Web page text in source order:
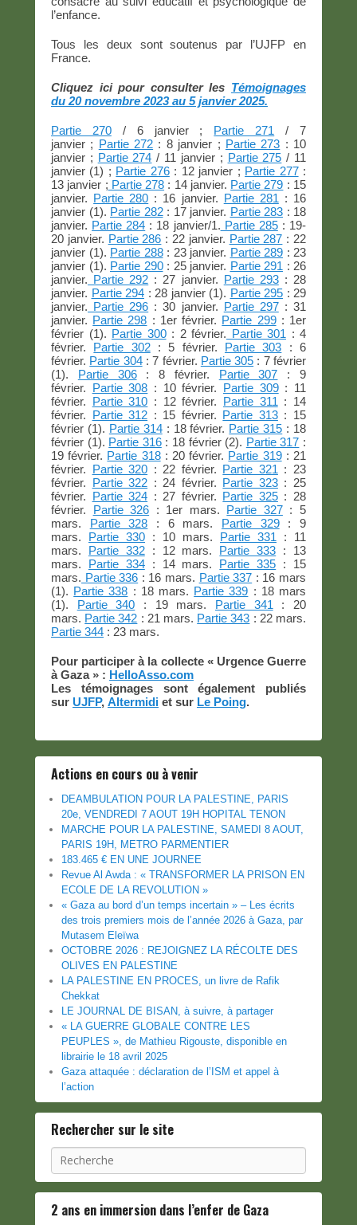
l’enfance.
Tous les deux sont soutenus par l’UJFP en
France.
Cliquez ici pour consulter les Témoignages
du 20 novembre 2023 au 5 janvier 2025.
Partie 270/ 6 janvier ; Partie 271 / 7
janvier ; Partie 272 : 8 janvier ; Partie 273 : 10
janvier ; Partie 274 / 11 janvier ; Partie 275 / 11
janvier (1) ; Partie 276: 12 janvier ; Partie 277:
13 janvier ; Partie 278 : 14 janvier. Partie 279 : 15
janvier. Partie 280 : 16 janvier. Partie 281: 16
janvier (1). Partie 282: 17 janvier. Partie 283 : 18
janvier. Partie 284 : 18 janvier/1. Partie 285: 19-
20 janvier. Partie 286 : 22 janvier. Partie 287 : 22
janvier (1). Partie 288: 23 janvier. Partie 289 : 23
janvier (1). Partie 290: 25 janvier. Partie 291 : 26
janvier. Partie 292 : 27 janvier. Partie 293: 28
janvier. Partie 294 : 28 janvier (1). Partie 295 : 29
janvier. Partie 296 : 30 janvier. Partie 297: 31
janvier. Partie 298 : 1er février. Partie 299: 1er
février (1). Partie 300: 2 février. Partie 301 : 4
février. Partie 302: 5 février. Partie 303 : 6
février. Partie 304: 7 février. Partie 305 : 7 février
(1).
Partie 306: 8 février. Partie 307 : 9
février.
Partie 308 : 10 février. Partie 309: 11
février.
Partie 310 : 12 février. Partie 311: 14
février.
Partie 312 : 15 février. Partie 313: 15
février (1). Partie 314: 18 février. Partie 315 : 18
février (1). Partie 316: 18 février (2). Partie 317 :
19 février. Partie 318: 20 février. Partie 319: 21
février.
Partie 320 : 22 février. Partie 321: 23
février.
Partie 322 : 24 février. Partie 323: 25
février.
Partie 324 : 27 février. Partie 325: 28
février.
Partie 326 : 1er mars. Partie 327: 5
mars.
Partie 328 : 6 mars. Partie 329: 9
mars.
Partie 330 : 10 mars. Partie 331 : 11
mars.
Partie 332: 12 mars. Partie 333 : 13
mars.
Partie 334: 14 mars. Partie 335 : 15
mars. Partie 336 : 16 mars. Partie 337 : 16 mars
(1). Partie 338 : 18 mars. Partie 339 : 18 mars
(1).
Partie 340 : 19 mars. Partie 341: 20
mars. Partie 342 : 21 mars. Partie 343 : 22 mars.
Partie 344 : 23 mars.
Pour participer à la collecte « Urgence Guerre
à Gaza » : HelloAsso.com
Les témoignages sont également publiés
sur UJFP, Altermidi et sur Le Poing.
Actions en cours ou à venir
DEAMBULATION POUR LA PALESTINE, PARIS
20e, VENDREDI 7 AOUT 19H HOPITAL TENON
MARCHE POUR LA PALESTINE, SAMEDI 8 AOUT,
PARIS 19H, METRO PARMENTIER
183.465 € EN UNE JOURNEE
Revue Al Awda : « TRANSFORMER LA PRISON EN
ECOLE DE LA REVOLUTION »
« Gaza au bord d’un temps incertain » – Les écrits
des trois premiers mois de l’année 2026 à Gaza, par
Mutasem Eleïwa
OCTOBRE 2026 : REJOIGNEZ LA RÉCOLTE DES
OLIVES EN PALESTINE
LA PALESTINE EN PROCES, un livre de Rafik
Chekkat
LE JOURNAL DE BISAN, à suivre, à partager
« LA GUERRE GLOBALE CONTRE LES
PEUPLES », de Mathieu Rigouste, disponible en
librairie le 18 avril 2025
Gaza attaquée : déclaration de l’ISM et appel à
l’action
Rechercher sur le site
Recherche
2 ans en immersion dans l’enfer de Gaza